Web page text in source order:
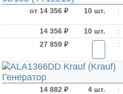
от 14 356 ₽
10 шт. :
14 356 ₽ 10 шт. :
27 859 ₽
:
14 882 ₽
4 шт. :